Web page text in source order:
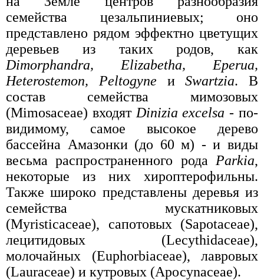
семейства цезальпиниевых; оно
представлено рядом эффектно цветущих
деревьев из таких родов, как
Dimorphandra, Elizabetha, Eperua,
Heterostemon, Peltogyne иSwartzia. В
состав семейства мимозовых
(Mimosaceae) входят Dinizia excelsa - по-
видимому, самое высокое дерево
бассейна Амазонки (до 60 м) - и виды
весьма распространенного рода Parkia,
некоторые из них хироптерофильны.
Также широко представлены деревья из
семейства мускатниковых
(Myristicaceae), сапотовых (Sapotaceae),
лецитидовых (Lecythidaceae),
молочайных (Euphorbiaceae), лавровых
(Lauraceae) и кутровых (Аросуnасеае).